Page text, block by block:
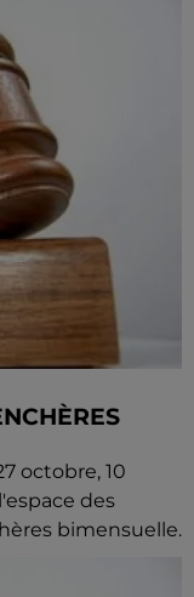
octobre, 10
des
bimensuelle.